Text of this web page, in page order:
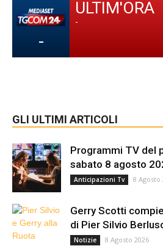
-
ULTIM'ORA
-
GLI ULTIMI ARTICOLI
Programmi TV del
sabato 8 agosto
Anticipazioni Tv 8 Agosto
Gerry Scotti
di Pier Silvio
Notizie 8 Agosto 2026